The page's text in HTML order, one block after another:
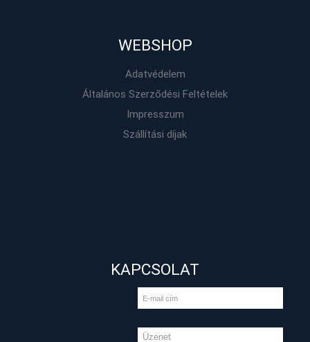
WEBSHOP
Adatvédelem
Általános Szerződési Feltételek
Impresszum
Szállítási díjak
KAPCSOLAT